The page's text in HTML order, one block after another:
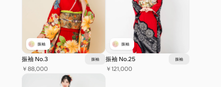
振袖
振袖 No.3 振袖
￥88,000
振袖
振袖 No.25 振袖
￥121,000